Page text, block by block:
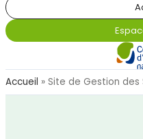
Accueil » Site de Gestion des